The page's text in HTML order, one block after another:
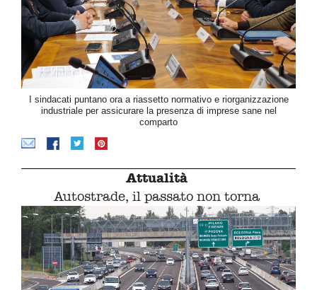
I sindacati puntano ora a riassetto normativo e riorganizzazione
industriale per assicurare la presenza di imprese sane nel
comparto
Attualità
Autostrade, il passato non torna